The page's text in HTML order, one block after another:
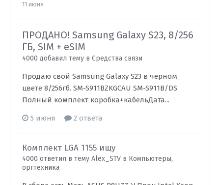
11 июня
ПРОДАНО! Samsung Galaxy S23, 8/256
ГБ, SIM + eSIM
4000 добавил тему в Средства связи
Продаю свой Samsung Galaxy S23 в черном
цвете 8/256гб. SM-S911BZKGCAU SM-S911B/DS
Полный комплект коробка+кабельДата...
5 июня 2 ответа
Комплект LGA 1155 ищу
4000 ответил в тему Alex_STV в Компьютеры,
оргтехника